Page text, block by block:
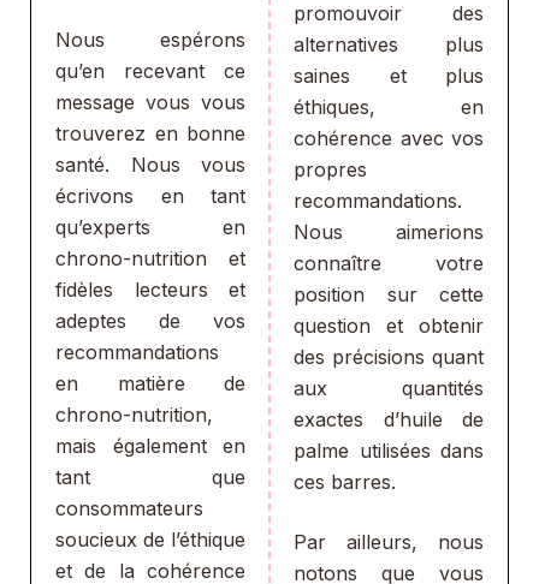
Nous espérons
qu’en recevant ce
message vous vous
trouverez en bonne
santé. Nous vous
écrivons en tant
qu’experts en
chrono-nutrition et
fidèles lecteurs et
adeptes de vos
recommandations
en matière de
chrono-nutrition,
mais également en
tant que
consommateurs
soucieux de l’éthique
et de la cohérence
promouvoir des
alternatives plus
saines et plus
éthiques, en
cohérence avec vos
propres
recommandations.
Nous aimerions
connaître votre
position sur cette
question et obtenir
des précisions quant
aux quantités
exactes d’huile de
palme utilisées dans
ces barres.
Par ailleurs, nous
notons que vous